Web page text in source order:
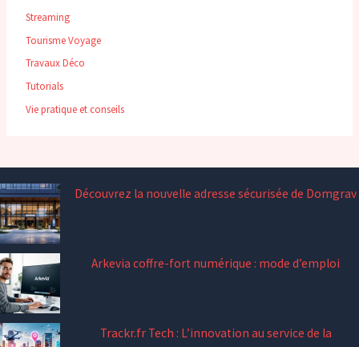
Streaming
Tourisme Voyage
Travaux Déco
Tutorials
Vie pratique et conseils
Découvrez la nouvelle adresse sécurisée de Domgrav
Arkevia coffre-fort numérique : mode d’emploi
Trackr.fr Tech : L’innovation au service de la